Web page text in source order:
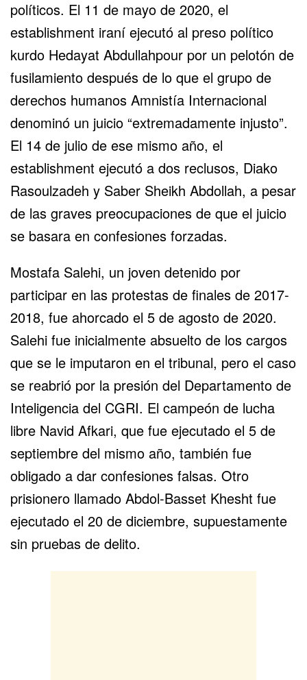
políticos. El 11 de mayo de 2020, el
establishment iraní ejecutó al preso político
kurdo Hedayat Abdullahpour por un pelotón de
fusilamiento después de lo que el grupo de
derechos humanos Amnistía Internacional
denominó un juicio “extremadamente injusto”.
El 14 de julio de ese mismo año, el
establishment ejecutó a dos reclusos, Diako
Rasoulzadeh y Saber Sheikh Abdollah, a pesar
de las graves preocupaciones de que el juicio
se basara en confesiones forzadas.
Mostafa Salehi, un joven detenido por
participar en las protestas de finales de 2017-
2018, fue ahorcado el 5 de agosto de 2020.
Salehi fue inicialmente absuelto de los cargos
que se le imputaron en el tribunal, pero el caso
se reabrió por la presión del Departamento de
Inteligencia del CGRI. El campeón de lucha
libre Navid Afkari, que fue ejecutado el 5 de
septiembre del mismo año, también fue
obligado a dar confesiones falsas. Otro
prisionero llamado Abdol-Basset Khesht fue
ejecutado el 20 de diciembre, supuestamente
sin pruebas de delito.